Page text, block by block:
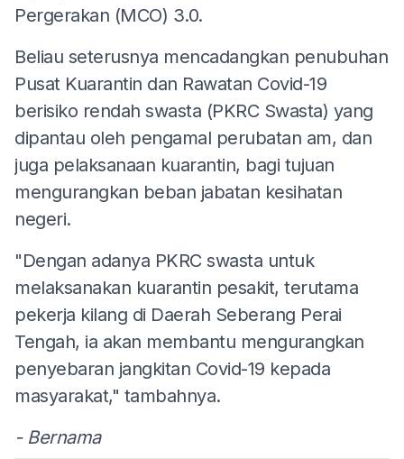
Pergerakan (MCO) 3.0.
Beliau seterusnya mencadangkan penubuhan
Pusat Kuarantin dan Rawatan Covid-19
berisiko rendah swasta (PKRC Swasta) yang
dipantau oleh pengamal perubatan am, dan
juga pelaksanaan kuarantin, bagi tujuan
mengurangkan beban jabatan kesihatan
negeri.
"Dengan adanya PKRC swasta untuk
melaksanakan kuarantin pesakit, terutama
pekerja kilang di Daerah Seberang Perai
Tengah, ia akan membantu mengurangkan
penyebaran jangkitan Covid-19 kepada
masyarakat," tambahnya.
- Bernama